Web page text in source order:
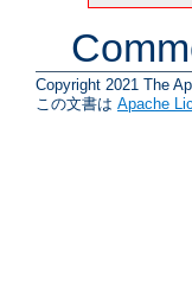
Copyright 2021 The
この文書は Apache